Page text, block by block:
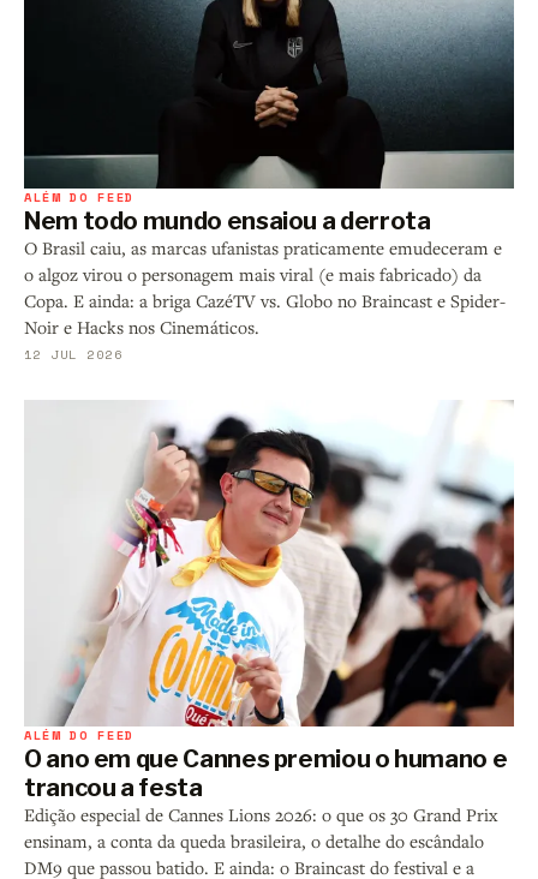
ALÉM DO FEED
Nem todo mundo ensaiou a derrota
O Brasil caiu, as marcas ufanistas praticamente emudeceram e
o algoz virou o personagem mais viral (e mais fabricado) da
Copa. E ainda: a briga CazéTV vs. Globo no Braincast e Spider-
Noir e Hacks nos Cinemáticos.
12 JUL 2026
ALÉM DO FEED
O ano em que Cannes premiou o humano e
trancou a festa
Edição especial de Cannes Lions 2026: o que os 30 Grand Prix
ensinam, a conta da queda brasileira, o detalhe do escândalo
DM9 que passou batido. E ainda: o Braincast do festival e a